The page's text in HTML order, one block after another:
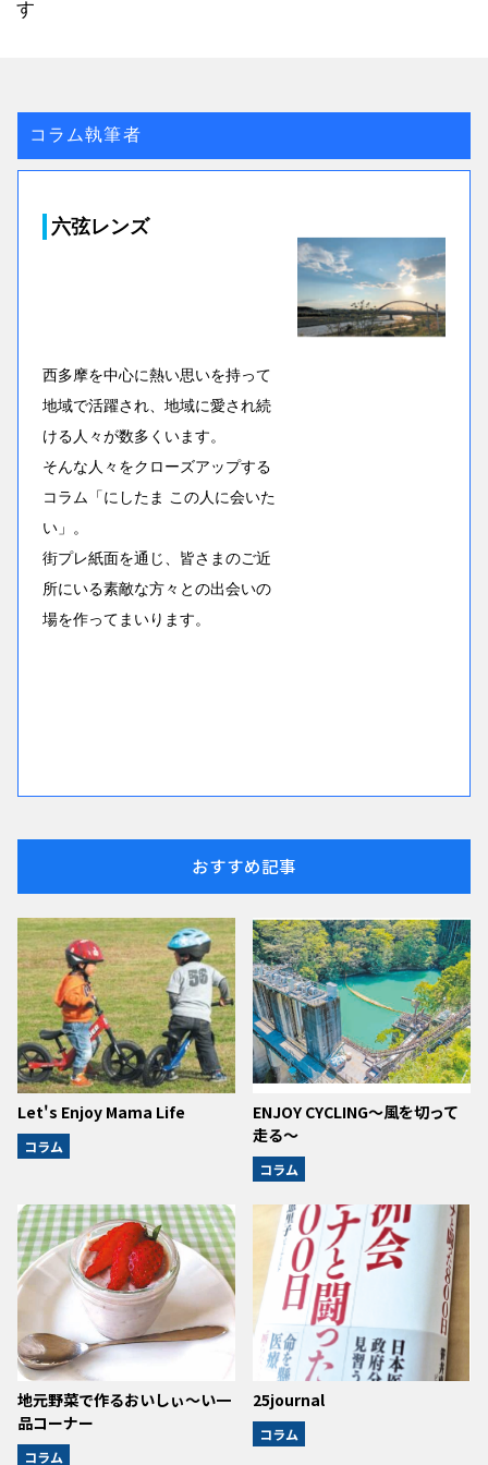
す
コラム執筆者
六弦レンズ
西多摩を中心に熱い思いを持って
地域で活躍され、地域に愛され続
ける人々が数多くいます。
そんな人々をクローズアップする
コラム「にしたま この人に会いた
い」。
街プレ紙面を通じ、皆さまのご近
所にいる素敵な方々との出会いの
場を作ってまいります。
おすすめ記事
Let's Enjoy Mama Life
コラム
ENJOY CYCLING～風を切って
走る～
コラム
地元野菜で作るおいしぃ～い一
品コーナー
コラム
25journal
コラム